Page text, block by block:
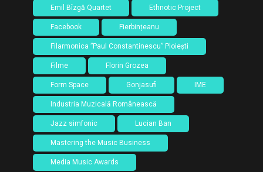
Emil Bîzgă Quartet Ethnotic Project
Facebook Fierbințeanu
Filarmonica ”Paul Constantinescu” Ploiești
Filme Florin Grozea
Form Space Gonjasufi IME
Industria Muzicală Românească
Jazz simfonic Lucian Ban
Mastering the Music Business
Media Music Awards